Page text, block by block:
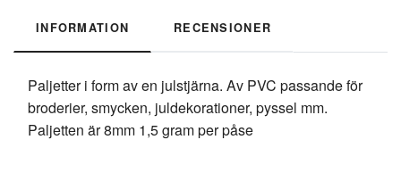
INFORMATION RECENSIONER
Paljetter i form av en julstjärna. Av PVC passande för
broderier, smycken, juldekorationer, pyssel mm.
Paljetten är 8mm 1,5 gram per påse